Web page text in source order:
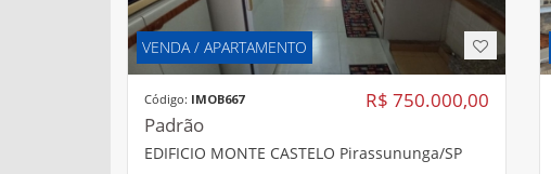
VENDA / APARTAMENTO
R$ 750.000,00
Código: IMOB667
Padrão
EDIFICIO MONTE CASTELO Pirassununga/SP